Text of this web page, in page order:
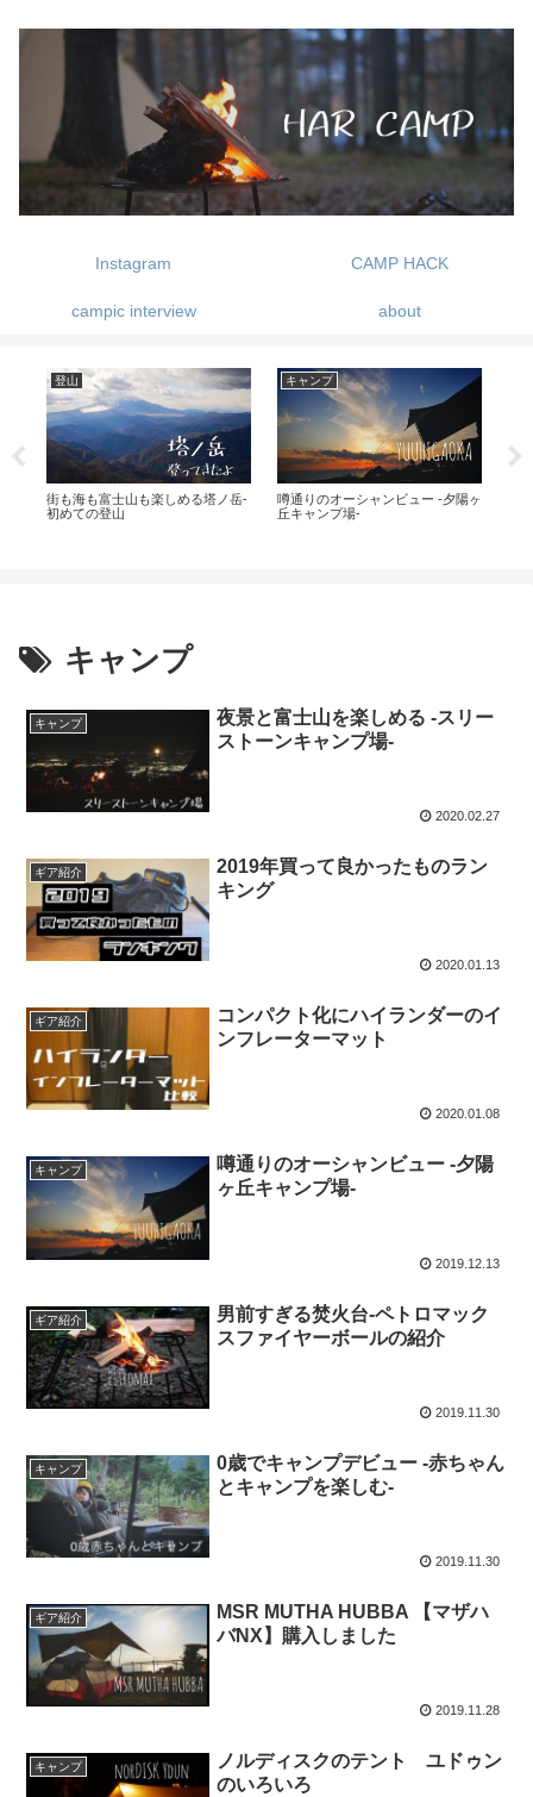
Instagram CAMP HACK
campic interview about
登山
街も海も富士山も楽しめる塔ノ岳-
初めての登山
キャンプ
噂通りのオーシャンビュー -夕陽ヶ
丘キャンプ場-
キャンプ
キャンプ
夜景と富士山を楽しめる -スリー
ストーンキャンプ場-
2020.02.27
ギア紹介
2019年買って良かったものラン
キング
2020.01.13
ギア紹介
コンパクト化にハイランダーのイ
ンフレーターマット
2020.01.08
キャンプ
噂通りのオーシャンビュー -夕陽
ヶ丘キャンプ場-
2019.12.13
ギア紹介
男前すぎる焚火台-ペトロマック
スファイヤーボールの紹介
2019.11.30
キャンプ
0歳でキャンプデビュー -赤ちゃん
とキャンプを楽しむ-
2019.11.30
ギア紹介
MSR MUTHA HUBBA 【マザハ
バNX】購入しました
2019.11.28
キャンプ
ノルディスクのテント ユドゥン
のいろいろ